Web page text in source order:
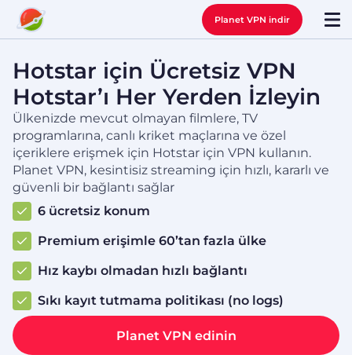
Planet VPN indir
Hotstar için Ücretsiz VPN
Hotstar’ı Her Yerden İzleyin
Ülkenizde mevcut olmayan filmlere, TV
programlarına, canlı kriket maçlarına ve özel
içeriklere erişmek için Hotstar için VPN kullanın.
Planet VPN, kesintisiz streaming için hızlı, kararlı ve
güvenli bir bağlantı sağlar
6 ücretsiz konum
Premium erişimle 60’tan fazla ülke
Hız kaybı olmadan hızlı bağlantı
Sıkı kayıt tutmama politikası (no logs)
Planet VPN edinin